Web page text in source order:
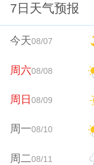
7日天气预报
今天08/07
周六08/08
周日08/09
周一08/10
周二08/11